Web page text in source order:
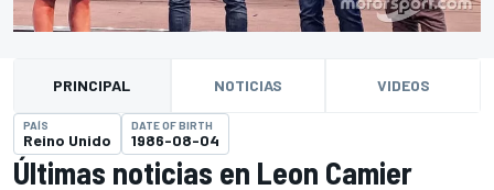
PRINCIPAL NOTICIAS VIDEOS
PAÍS
Reino Unido
DATE OF BIRTH
1986-08-04
Últimas noticias en Leon Camier